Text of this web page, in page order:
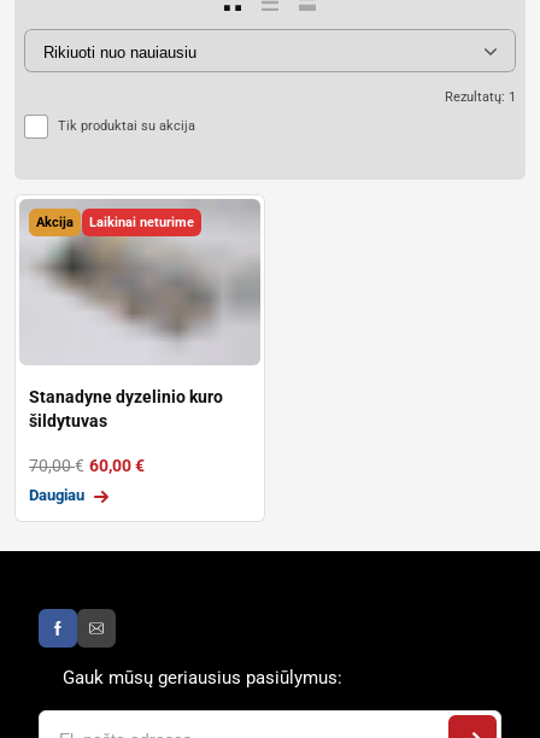
Tik produktai su akcija
Rezultatų: 1
Akcija Laikinai neturime
Stanadyne dyzelinio kuro
šildytuvas
70,00€ 60,00€
Daugiau
Gauk mūsų geriausius pasiūlymus: